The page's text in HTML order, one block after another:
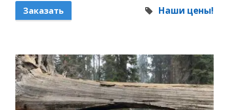
Заказать Наши цены!